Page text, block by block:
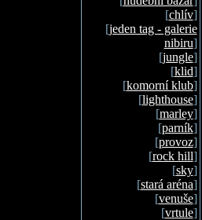
[chlív]
[jeden tag - galerie
nibiru]
[jungle]
[klid]
[komorní klub]
[lighthouse]
[marley]
[parník]
[provoz]
[rock hill]
[sky]
[stará aréna]
[venuše]
[vrtule]